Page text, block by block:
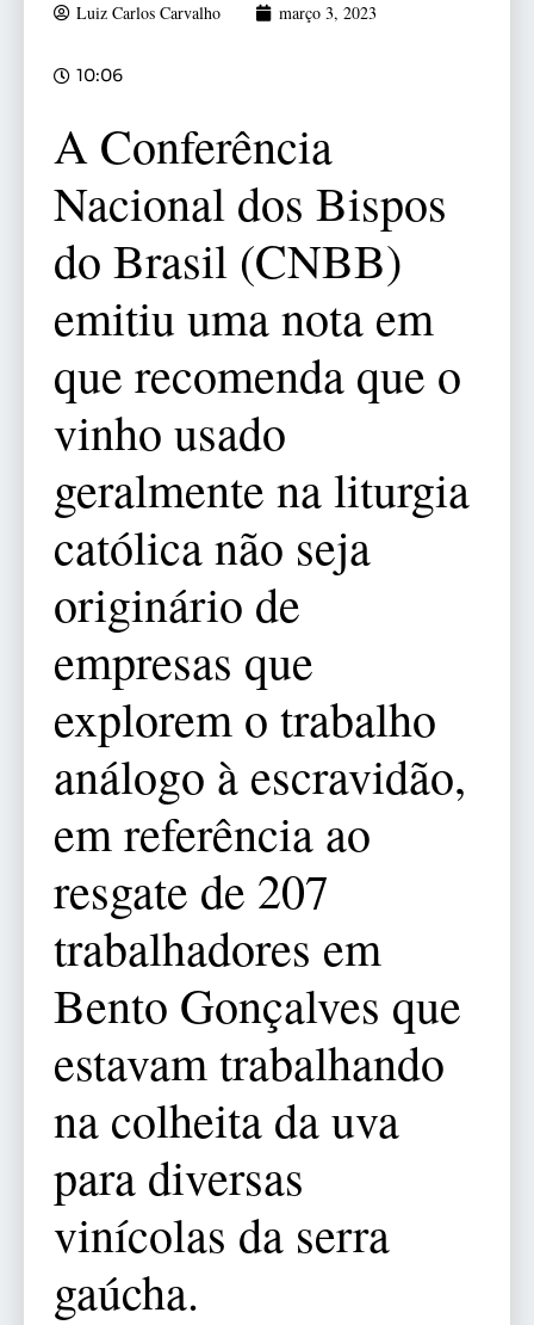
Luiz Carlos Carvalho março 3, 2023
10:06
A Conferência
Nacional dos Bispos
do Brasil (CNBB)
emitiu uma nota em
que recomenda que o
vinho usado
geralmente na liturgia
católica não seja
originário de
empresas que
explorem o trabalho
análogo à escravidão,
em referência ao
resgate de 207
trabalhadores em
Bento Gonçalves que
estavam trabalhando
na colheita da uva
para diversas
vinícolas da serra
gaúcha.